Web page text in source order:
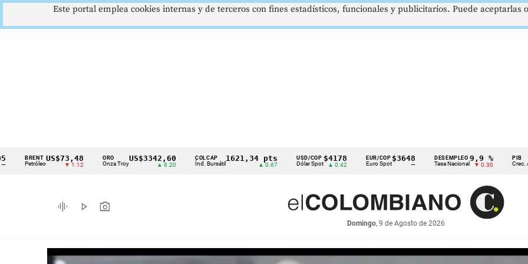
Cintillo
indicadores
económicos
▼ 1.12
ORO
Onza Troy
US$3342,60
▲ 8.20
COLCAP
Índ. Bursátil
1621,34 pts
▲ 0.67
USD/COP
Dólar Spot
$4178
▲ 0.42
EUR/COP
Euro Spot
$3648 DESEMPLEO
Tasa Nacional
9,9 %
▼ 0.30
PIB
Crec. Anual
2,8 %
▲ 0.10
graphic_eq play_arrow photo_camera
Domingo, 9 de Agosto de 2026
Este portal emplea cookies internas y de terceros con fines estadísticos, funcionales y publicitarios. Puede aceptarlas